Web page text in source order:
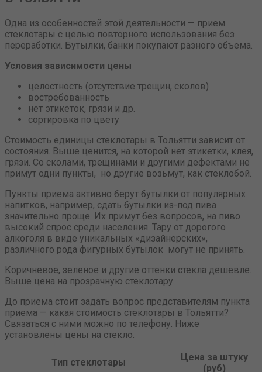
Одна из особенностей этой деятельности — прием
стеклотары с целью повторного использования без
переработки. Бутылки, банки покупают разного объема.
Условия зависимости цены
целостность (отсутствие трещин, сколов)
востребованность
нет этикеток, грязи и др.
сортировка по цвету
Стоимость единицы стеклотары в Тольятти зависит от
состояния. Выше ценится, на которой нет этикетки, клея,
грязи. Со сколами, трещинами и другими дефектами не
примут одни пункты, но другие возьмут, как стеклобой.
Пункты приема активно берут бутылки от популярных
напитков, например, сдать бутылки из-под пива
значительно проще. Их примут без вопросов, на пиво
высокий спрос среди населения. Тару от дорогого
алкоголя в виде уникальных «дизайнерских»,
различного рода фигурных бутылок могут не принять.
Коричневое, зеленое и другие оттенки стекла дешевле.
Выше цена на прозрачную стеклотару.
До приема стоит задать вопрос представителям пункта
приема — какая стоимость стеклотары в Тольятти?
Связаться с ними можно по телефону. Ниже
установлены цены на стекло.
Тип стеклотары
Цена за штуку
(руб)